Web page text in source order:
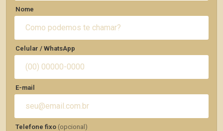
Nome
Celular / WhatsApp
E-mail
Telefone fixo (opcional)